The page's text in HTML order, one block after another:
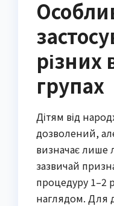
різних
групах
Дітям від
дозволений,
визначає лише
зазвичай
процедуру 1–2
наглядом. Для